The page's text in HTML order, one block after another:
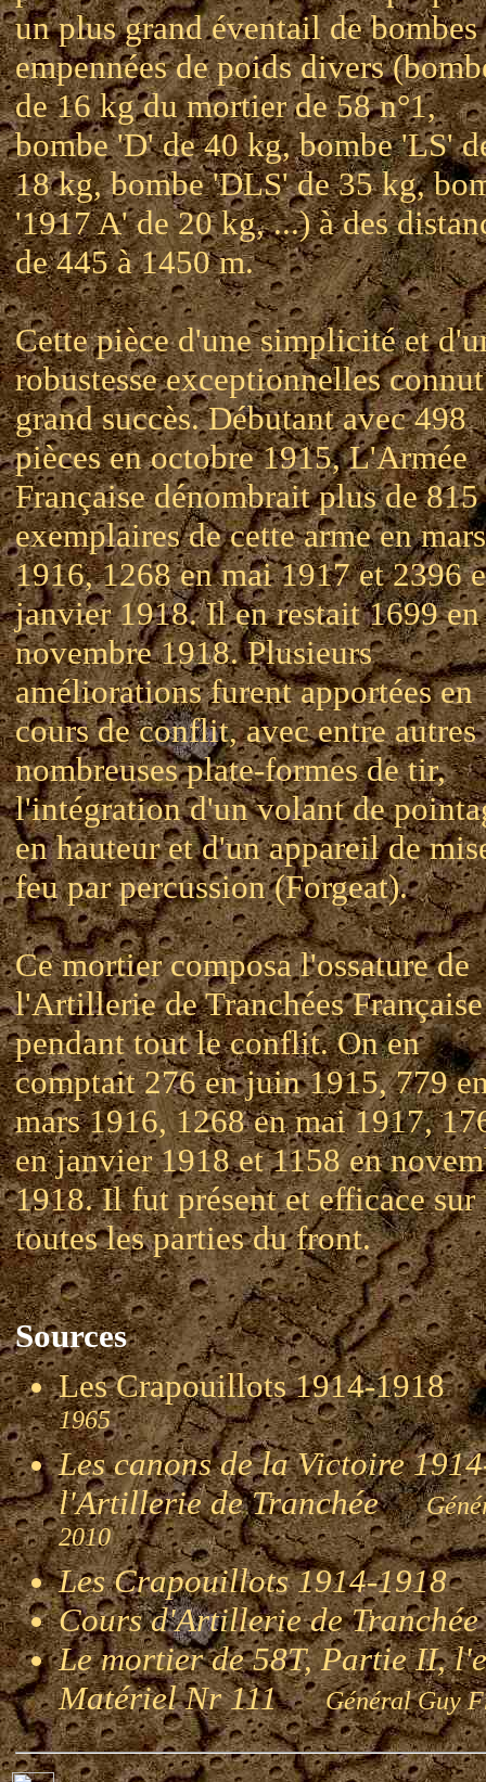
un plus grand éventail de bombes
empennées de poids divers
de 16 kg du mortier de 58 n°1,
bombe 'D' de 40 kg, bombe 'LS'
18 kg, bombe 'DLS' de 35 kg,
'1917 A' de 20 kg, ...) à des
de 445 à 1450 m.
Cette pièce d'une simplicité et
robustesse exceptionnelles
grand succès. Débutant avec 498
pièces en octobre 1915, L'Armée
Française dénombrait plus de 815
exemplaires de cette arme en mars
1916, 1268 en mai 1917 et 2396
janvier 1918. Il en restait 1699 en
novembre 1918. Plusieurs
améliorations furent apportées en
cours de conflit, avec entre autres
nombreuses plate-formes de tir,
l'intégration d'un volant de
en hauteur et d'un appareil de
feu par percussion (Forgeat).
Ce mortier composa l'ossature de
l'Artillerie de Tranchées Française
pendant tout le conflit. On en
comptait 276 en juin 1915, 779
mars 1916, 1268 en mai 1917,
en janvier 1918 et 1158 en
1918. Il fut présent et efficace sur
toutes les parties du front.
Sources
Les Crapouillots 1914-
1965
Les canons de la Victoire
l'Artillerie de Tranchée
2010
Les Crapouillots 1914-1918
Cours d'Artillerie de Tranchée
Le mortier de 58T, Partie II,
Matériel Nr 111Général